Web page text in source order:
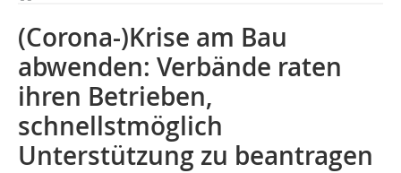
(Corona-)Krise am Bau
abwenden: Verbände raten
ihren Betrieben,
schnellstmöglich
Unterstützung zu beantragen